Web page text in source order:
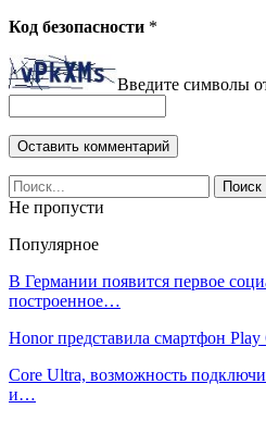
Код безопасности *
Введите символы
Не пропусти
Популярное
В Германии появится первое
построенное…
Honor представила смартфон
Core Ultra, возможность
и…